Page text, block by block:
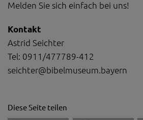
Melden Sie sich einfach bei uns!
Kontakt
Astrid Seichter
Tel: 0911/477789-412
seichter@bibelmuseum.bayern
Diese Seite teilen